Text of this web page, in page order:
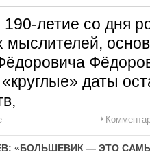
летие со дня
мыслителей,
даты
«БОЛЬШЕВИК — ЭТО